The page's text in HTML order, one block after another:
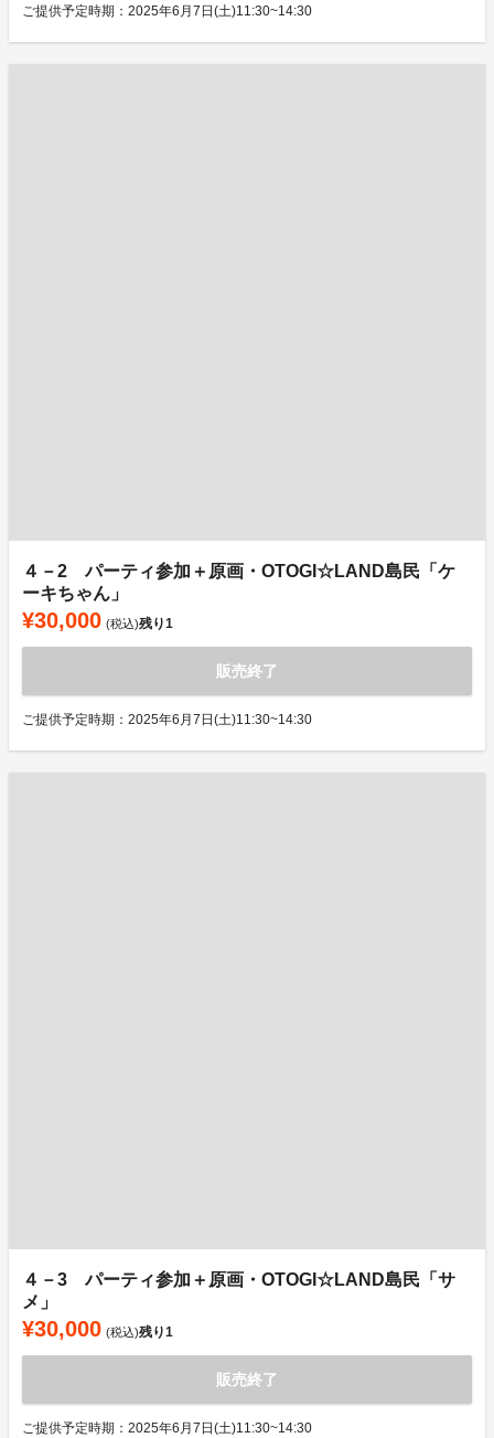
ご提供予定時期：2025年6月7日(土)11:30~14:30
４－2 パーティ参加＋原画・OTOGI☆LAND島民「ケ
ーキちゃん」
¥30,000 (税込)残り1
販売終了
ご提供予定時期：2025年6月7日(土)11:30~14:30
４－3 パーティ参加＋原画・OTOGI☆LAND島民「サ
メ」
¥30,000 (税込)残り1
販売終了
ご提供予定時期：2025年6月7日(土)11:30~14:30